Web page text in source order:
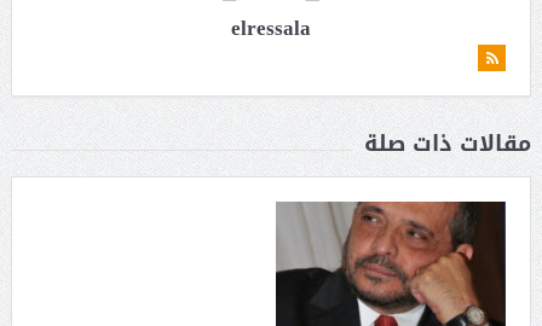
elressala
مقالات ذات صلة